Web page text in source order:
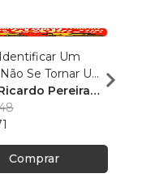
Um
Se Tornar Um
Pereira
Comprar
Muito